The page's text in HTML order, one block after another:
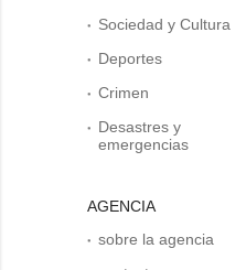
Sociedad y Cultura
Deportes
Crimen
Desastres y
emergencias
AGENCIA
sobre la agencia